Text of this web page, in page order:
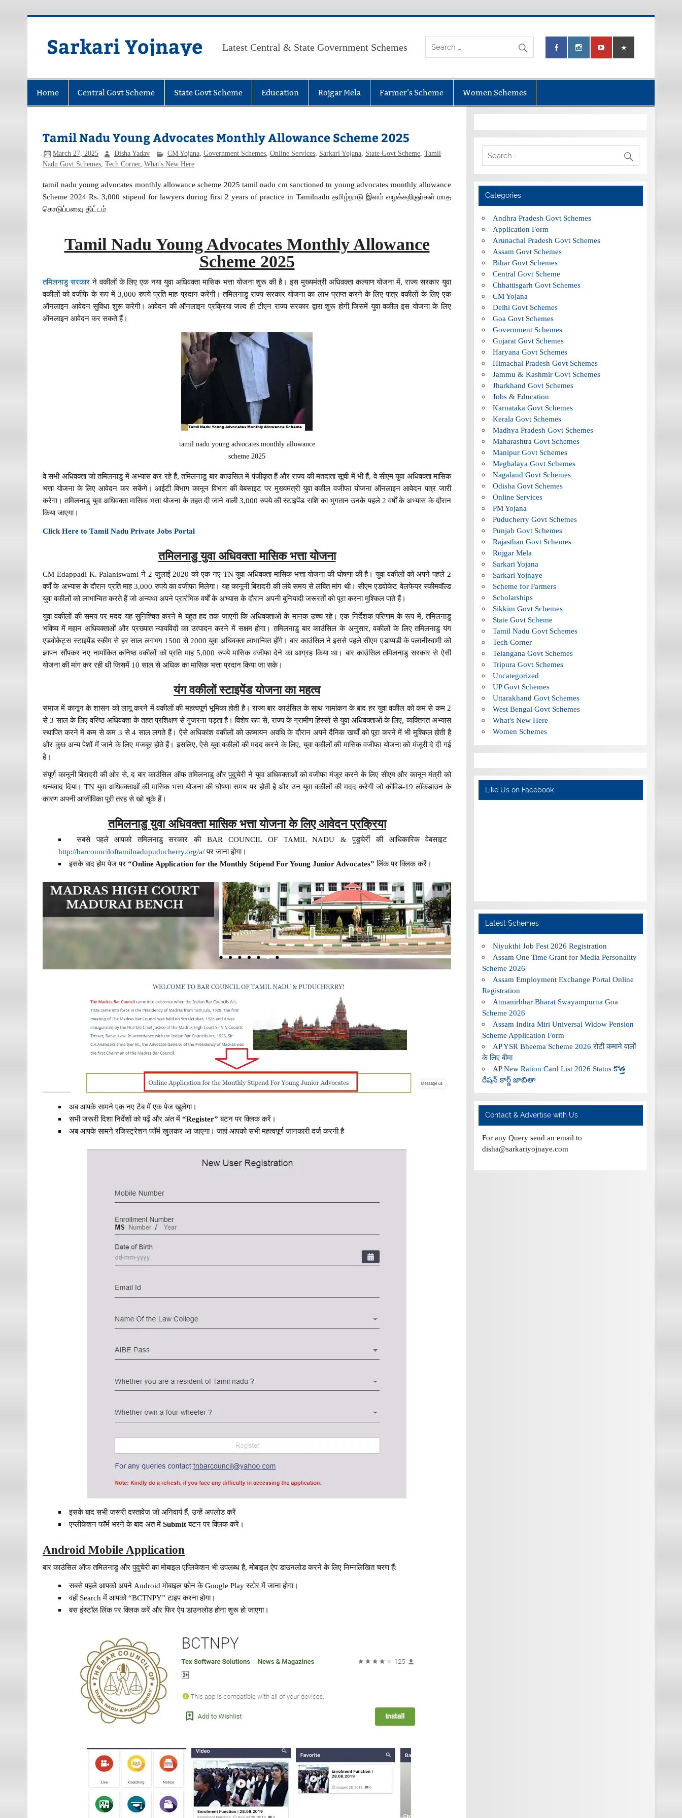
Sarkari Yojnaye Latest Central & State Government Schemes
Home Central Govt Scheme State Govt Scheme Education Rojgar Mela Farmer’s Scheme Women Schemes
Tamil Nadu Young Advocates Monthly Allowance Scheme 2025
March 27, 2025 Disha Yadav CM Yojana, Government Schemes, Online Services, Sarkari Yojana, State Govt Scheme, Tamil
Nadu Govt Schemes,Tech Corner,What's New Here
tamil nadu young advocates monthly allowance scheme 2025 tamil nadu cm sanctioned tn young advocates monthly allowance
Scheme 2024 Rs. 3,000 stipend for lawyers during first 2 years of practice in Tamilnadu தமிழ்நாடு இளம் வழக்கறிஞர்கள் மாத
கொடுப்பனவு திட்டம்
Tamil Nadu Young Advocates Monthly Allowance
Scheme 2025
तमिलनाडु सरकार ने वकीलों के लिए एक नया युवा अधिवक्ता मासिक भत्ता योजना शुरू की है। इस मुख्यमंत्री अधिवक्ता कल्याण योजना में, राज्य सरकार युवा
वकीलों को वजीफे के रूप में 3,000 रुपये प्रति माह प्रदान करेगी। तमिलनाडु राज्य सरकार योजना का लाभ प्राप्त करने के लिए पात्र वकीलों के लिए एक
ऑनलाइन आवेदन सुविधा शुरू करेगी। आवेदन की ऑनलाइन प्रक्रिया जल्द ही टीएन राज्य सरकार द्वारा शुरू होगी जिसमें युवा वकील इस योजना के लिए
ऑनलाइन आवेदन कर सकते हैं।
tamil nadu young advocates monthly allowance
scheme 2025
वे सभी अधिवक्ता जो तमिलनाडु में अभ्यास कर रहे हैं, तमिलनाडु बार काउंसिल में पंजीकृत हैं और राज्य की मतदाता सूची में भी हैं, वे सीएम युवा अधिवक्ता मासिक
भत्ता योजना के लिए आवेदन कर सकेंगे। आईटी विभाग कानून विभाग की वेबसाइट पर मुख्यमंत्री युवा वकील वजीफा योजना ऑनलाइन आवेदन पत्र जारी
करेगा। तमिलनाडु युवा अधिवक्ता मासिक भत्ता योजना के तहत दी जाने वाली 3,000 रुपये की स्टाइपेंड राशि का भुगतान उनके पहले 2 वर्षों के अभ्यास के दौरान
किया जाएगा।
Click Here to Tamil Nadu Private Jobs Portal
तमिलनाडु युवा अधिवक्ता मासिक भत्ता योजना
CM Edappadi K. Palaniswami ने 2 जुलाई 2020 को एक नए TN युवा अधिवक्ता मासिक भत्ता योजना की घोषणा की है। युवा वकीलों को अपने पहले 2
वर्षों के अभ्यास के दौरान प्रति माह 3,000 रुपये का वजीफा मिलेगा। यह कानूनी बिरादरी की लंबे समय से लंबित मांग थी। सीएम एडवोकेट वेलफेयर स्कीमवॉल्ड
युवा वकीलों को लाभान्वित करते हैं जो अन्यथा अपने प्रारंभिक वर्षों के अभ्यास के दौरान अपनी बुनियादी जरूरतों को पूरा करना मुश्किल पाते हैं।
युवा वकीलों की समय पर मदद यह सुनिश्चित करने में बहुत हद तक जाएगी कि अधिवक्ताओं के मानक उच्च रहे। एक निर्देशक परिणाम के रूप में, तमिलनाडु
भविष्य में महान अधिवक्ताओं और प्रख्यात न्यायविदों का उत्पादन करने में सक्षम होगा। तमिलनाडु बार काउंसिल के अनुसार, वकीलों के लिए तमिलनाडु यंग
एडवोकेट्स स्टाइपेंड स्कीम से हर साल लगभग 1500 से 2000 युवा अधिवक्ता लाभान्वित होंगे। बार काउंसिल ने इससे पहले सीएम एडाप्पडी के पलानीस्वामी को
ज्ञापन सौंपकर नए नामांकित कनिष्ठ वकीलों को प्रति माह 5,000 रुपये मासिक वजीफा देने का आग्रह किया था। बार काउंसिल तमिलनाडु सरकार से ऐसी
योजना की मांग कर रही थी जिसमें 10 साल से अधिक का मासिक भत्ता प्रदान किया जा सके।
यंग वकीलों स्टाइपेंड योजना का महत्व
समाज में कानून के शासन को लागू करने में वकीलों की महत्वपूर्ण भूमिका होती है। राज्य बार काउंसिल के साथ नामांकन के बाद हर युवा वकील को कम से कम 2
से 3 साल के लिए वरिष्ठ अधिवक्ता के तहत प्रशिक्षण से गुजरना पड़ता है। विशेष रूप से, राज्य के ग्रामीण हिस्सों से युवा अधिवक्ताओं के लिए, व्यक्तिगत अभ्यास
स्थापित करने में कम से कम 3 से 4 साल लगते हैं। ऐसे अधिकांश वकीलों को ऊष्मायन अवधि के दौरान अपने दैनिक खर्चों को पूरा करने में भी मुश्किल होती है
और कुछ अन्य पेशों में जाने के लिए मजबूर होते हैं। इसलिए, ऐसे युवा वकीलों की मदद करने के लिए, युवा वकीलों की मासिक वजीफा योजना को मंजूरी दे दी गई
है।
संपूर्ण कानूनी बिरादरी की ओर से, द बार काउंसिल ऑफ तमिलनाडु और पुदुचेरी ने युवा अधिवक्ताओं को वजीफा मंजूर करने के लिए सीएम और कानून मंत्री को
धन्यवाद दिया। TN युवा अधिवक्ताओं की मासिक भत्ता योजना की घोषणा समय पर होती है और उन युवा वकीलों की मदद करेगी जो कोविड-19 लॉकडाउन के
कारण अपनी आजीविका पूरी तरह से खो चुके हैं।
तमिलनाडु युवा अधिवक्ता मासिक भत्ता योजना के लिए आवेदन प्रक्रिया
सबसे पहले आपको तमिलनाडु सरकार की BAR COUNCIL OF TAMIL NADU & पुडुचेर्री की आधिकारिक वेबसाइट
http://barcounciloftamilnadupuducherry.org/a/पर जाना होगा।
इसके बाद होम पेज पर “Online Application for the Monthly Stipend For Young Junior Advocates” लिंक पर क्लिक करें।
अब आपके सामने एक नए टैब में एक पेज खुलेगा।
सभी जरूरी दिशा निर्देशों को पढ़ें और अंत में “Register” बटन पर क्लिक करें।
अब आपके सामने रजिस्ट्रेशन फॉर्म खुलकर आ जाएगा। जहां आपको सभी महत्वपूर्ण जानकारी दर्ज करनी है
इसके बाद सभी जरूरी दस्तावेज जो अनिवार्य हैं, उन्हें अपलोड करें
एप्लीकेशन फॉर्म भरने के बाद अंत में Submitबटन पर क्लिक करें।
Android Mobile Application
बार काउंसिल ऑफ तमिलनाडु और पुदुचेरी का मोबाइल एप्लिकेशन भी उपलब्ध है, मोबाइल ऐप डाउनलोड करने के लिए निम्नलिखित चरण हैं:
सबसे पहले आपको अपने Android मोबाइल फ़ोन के Google Play स्टोर में जाना होगा।
वहाँ Search में आपको “BCTNPY” टाइप करना होगा।
बस इंस्टॉल लिंक पर क्लिक करें और फिर ऐप डाउनलोड होना शुरू हो जाएगा।
Categories
Andhra Pradesh Govt Schemes
Application Form
Arunachal Pradesh Govt Schemes
Assam Govt Schemes
Bihar Govt Schemes
Central Govt Scheme
Chhattisgarh Govt Schemes
CM Yojana
Delhi Govt Schemes
Goa Govt Schemes
Government Schemes
Gujarat Govt Schemes
Haryana Govt Schemes
Himachal Pradesh Govt Schemes
Jammu & Kashmir Govt Schemes
Jharkhand Govt Schemes
Jobs & Education
Karnataka Govt Schemes
Kerala Govt Schemes
Madhya Pradesh Govt Schemes
Maharashtra Govt Schemes
Manipur Govt Schemes
Meghalaya Govt Schemes
Nagaland Govt Schemes
Odisha Govt Schemes
Online Services
PM Yojana
Puducherry Govt Schemes
Punjab Govt Schemes
Rajasthan Govt Schemes
Rojgar Mela
Sarkari Yojana
Sarkari Yojnaye
Scheme for Farmers
Scholarships
Sikkim Govt Schemes
State Govt Scheme
Tamil Nadu Govt Schemes
Tech Corner
Telangana Govt Schemes
Tripura Govt Schemes
Uncategorized
UP Govt Schemes
Uttarakhand Govt Schemes
West Bengal Govt Schemes
What's New Here
Women Schemes
Like Us on Facebook
Latest Schemes
Niyukthi Job Fest 2026 Registration
Assam One Time Grant for Media Personality
Scheme 2026
Assam Employment Exchange Portal Online
Registration
Atmanirbhar Bharat Swayampurna Goa
Scheme 2026
Assam Indira Miri Universal Widow Pension
Scheme Application Form
AP YSR Bheema Scheme 2026 रोटी कमाने वालों
के लिए बीमा
AP New Ration Card List 2026 Status కొత్త
రేషన్ కార్డ్ జాబితా
Contact & Advertise with Us
For any Query send an email to
disha@sarkariyojnaye.com